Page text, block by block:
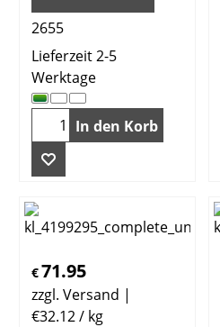
2655
Lieferzeit 2-5
Werktage
In den Korb
€71.95
zzgl. Versand
€32.12/ kg